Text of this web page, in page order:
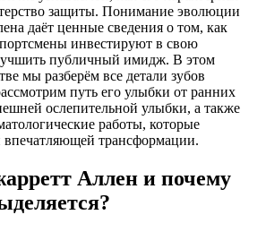
защиты. Понимание эволюции
даёт ценные сведения о том, как
инвестируют в свою
публичный имидж. В этом
мы разберём все детали зубов
путь его улыбки от ранних
ослепительной улыбки, а также
работы, которые
впечатляющей трансформации.
Аллен и почему